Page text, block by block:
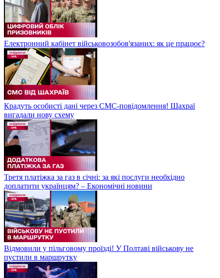
Електронний кабінет військовозобов'язаних: як це працює?
Крадуть особисті дані через СМС-повідомлення! Шахраї
вигадали нову схему
Третя платіжка за газ в січні: за які послуги необхідно
доплатити українцям? – Економічні новини
Відмовили у пільговому проїзді! У Полтаві військову не
пустили в маршрутку